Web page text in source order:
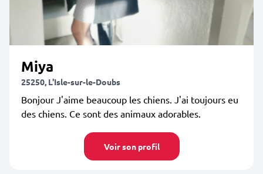
Miya
25250, L'Isle-sur-le-Doubs
Bonjour J'aime beaucoup les chiens. J'ai toujours eu
des chiens. Ce sont des animaux adorables.
Voir son profil